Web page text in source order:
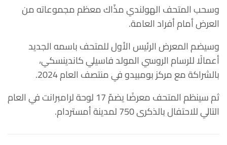
وسحب المتحف الهولندي مذّاك معظم مجموعاته من
العرض أمام أفراد العامة.
وسيضم المعرض الرئيس الأول للمتحف باسمه الجديد
أعمالًا للرسام الروسي المولد فاسيلي كاندينسكي،
بالشراكة مع مركز بومبيدو في منتصف العام 2024.
ثم سينظم المتحف معرضًا يضمّ 17 لوحة لرامبرانت في العام
التالي للاحتفال بالذكرى 750 لمدينة أمستردام.